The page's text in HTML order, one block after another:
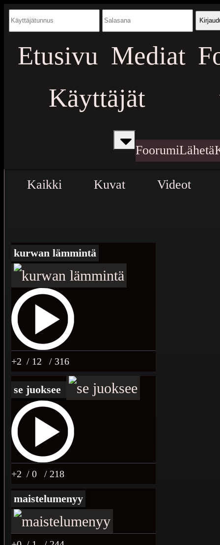
Etusivu Mediat
Käyttäjät
FoorumiLähetä
Kaikki Kuvat Videot
kurwan lämmintä
+2 / 12 / 316
se juoksee
+2 / 0 / 218
maistelumenyy